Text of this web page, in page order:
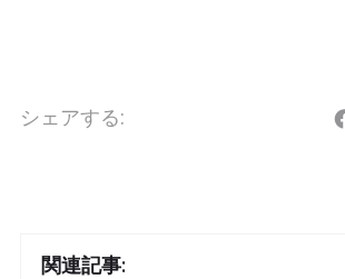
シェアする:
関連記事: